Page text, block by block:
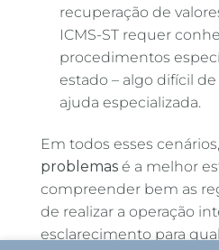
recuperação de
ICMS-ST requer
procedimentos
estado – algo difícil
ajuda especializada.
Em todos esses cenários,
problemas é a melhor
compreender bem as
de realizar a operação
esclarecimento para